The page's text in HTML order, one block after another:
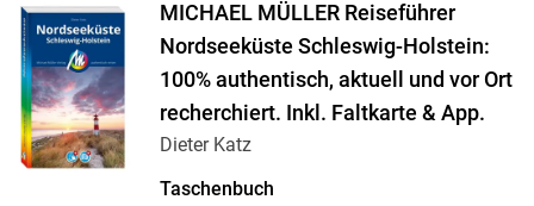
MICHAEL MÜLLER Reiseführer
Nordseeküste Schleswig-Holstein:
100% authentisch, aktuell und vor Ort
recherchiert. Inkl. Faltkarte & App.
Dieter Katz
Taschenbuch